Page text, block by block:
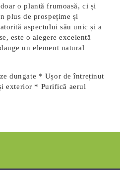
o plantă frumoasă, ci și
plus de prospețime și
aspectului său unic și a
este o alegere excelentă
un element natural
dungate * Ușor de întreținut
exterior * Purifică aerul